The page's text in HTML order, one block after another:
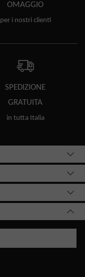
OMAGGIO
per i nostri clienti
SPEDIZIONE
GRATUITA
in tutta Italia